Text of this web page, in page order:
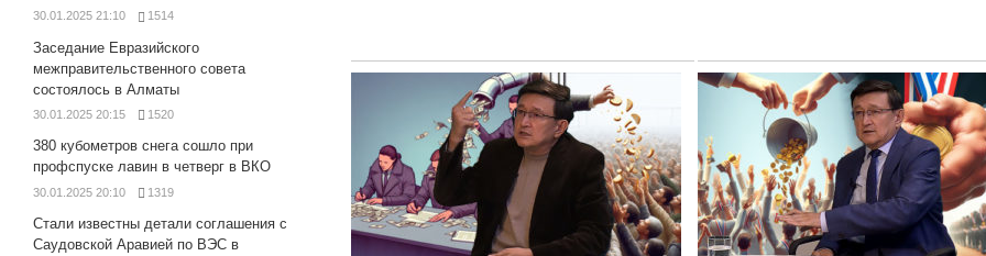
30.01.2025 21:10 1514
Заседание Евразийского
межправительственного совета
состоялось в Алматы
30.01.2025 20:15 1520
380 кубометров снега сошло при
профспуске лавин в четверг в ВКО
30.01.2025 20:10 1319
Стали известны детали соглашения с
Саудовской Аравией по ВЭС в